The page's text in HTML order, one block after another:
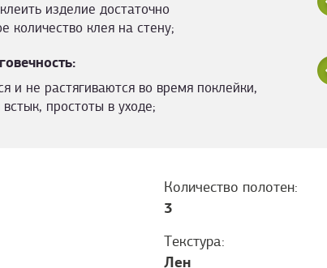
изделие достаточно
количество клея на стену;
и не растягиваются во время поклейки,
простоты в уходе;
Количество полотен:
3
Текстура:
Лен